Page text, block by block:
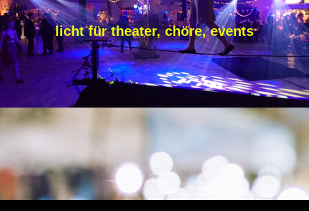
licht für theater, chöre, events